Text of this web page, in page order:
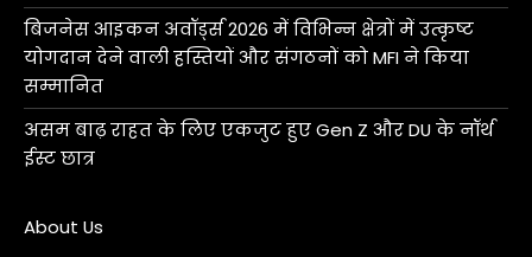
बिजनेस आइकन अवॉर्ड्स 2026 में विभिन्न क्षेत्रों में उत्कृष्ट
योगदान देने वाली हस्तियों और संगठनों को MFI ने किया
सम्मानित
असम बाढ़ राहत के लिए एकजुट हुए Gen Z और DU के नॉर्थ
ईस्ट छात्र
About Us